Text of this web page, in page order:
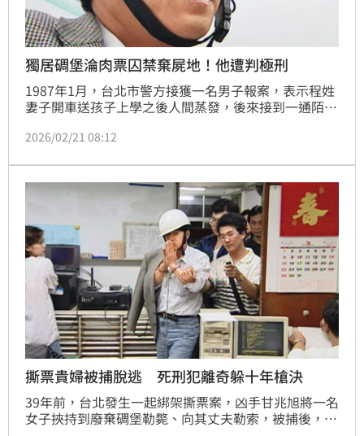
獨居碉堡淪肉票囚禁棄屍地！他遭判極刑
1987年1月，台北市警方接獲一名男子報案，表示程姓
妻子開車送孩子上學之後人間蒸發，後來接到一通陌生
拒絕讓程女接聽電話。因程女住在安和路一帶，平日駕
綁架，隨即成立專案小組追查。
2026/02/21 08:12
撕票貴婦被捕脫逃 死刑犯離奇躲十年槍決
39年前，台北發生一起綁架撕票案，凶手甘兆旭將一名
女子挾持到廢棄碉堡勒斃、向其丈夫勒索，被捕後，一